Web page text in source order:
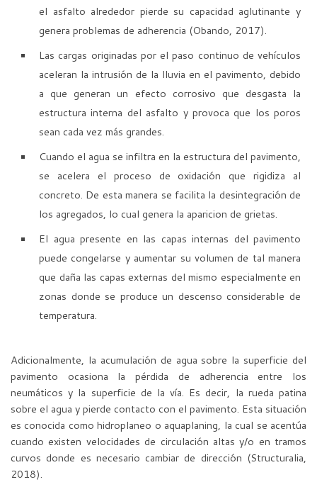
el asfalto alrededor pierde su capacidad aglutinante y
genera problemas de adherencia (Obando, 2017).
Las cargas originadas por el paso continuo de vehículos
aceleran la intrusión de la lluvia en el pavimento, debido
a que generan un efecto corrosivo que desgasta la
estructura interna del asfalto y provoca que los poros
sean cada vez más grandes.
Cuando el agua se infiltra en la estructura del pavimento,
se acelera el proceso de oxidación que rigidiza al
concreto. De esta manera se facilita la desintegración de
los agregados, lo cual genera la aparicion de grietas.
El agua presente en las capas internas del pavimento
puede congelarse y aumentar su volumen de tal manera
que daña las capas externas del mismo especialmente en
zonas donde se produce un descenso considerable de
temperatura.
Adicionalmente, la acumulación de agua sobre la superficie del
pavimento ocasiona la pérdida de adherencia entre los
neumáticos y la superficie de la vía. Es decir, la rueda patina
sobre el agua y pierde contacto con el pavimento. Esta situación
es conocida como hidroplaneo o aquaplaning, la cual se acentúa
cuando existen velocidades de circulación altas y/o en tramos
curvos donde es necesario cambiar de dirección (Structuralia,
2018).